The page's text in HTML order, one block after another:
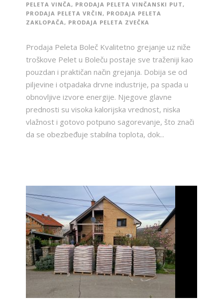
PELETA VINČA, PRODAJA PELETA VINČANSKI PUT,
PRODAJA PELETA VRČIN, PRODAJA PELETA
ZAKLOPAČA, PRODAJA PELETA ZVEČKA
Prodaja Peleta Boleč Kvalitetno grejanje uz niže
troškove Pelet u Boleču postaje sve traženiji kao
pouzdan i praktičan način grejanja. Dobija se od
piljevine i otpadaka drvne industrije, pa spada u
obnovljive izvore energije. Njegove glavne
prednosti su visoka kalorijska vrednost, niska
vlažnost i gotovo potpuno sagorevanje, što znači
da se obezbeđuje stabilna toplota, dok...